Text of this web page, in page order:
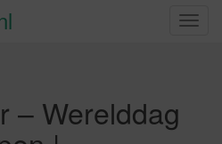
S
– Werelddag